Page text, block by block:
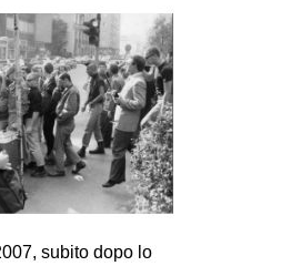
subito dopo lo